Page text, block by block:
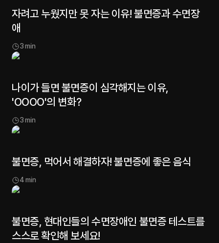
자려고 누웠지만 못 자는 이유! 불면증과 수면장
애
3min
나이가 들면 불면증이 심각해지는 이유,
'OOOO'의 변화?
3min
불면증, 먹어서 해결하자! 불면증에 좋은 음식
4min
불면증, 현대인들의 수면장애인 불면증 테스트를
스스로 확인해 보세요!